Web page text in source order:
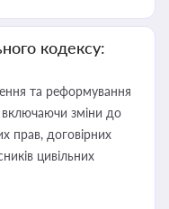
кодексу:
та реформування
включаючи зміни до
прав, договірних
цивільних